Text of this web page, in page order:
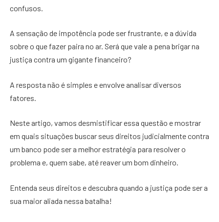
confusos.
A sensação de impotência pode ser frustrante, e a dúvida
sobre o que fazer paira no ar. Será que vale a pena brigar na
justiça contra um gigante financeiro?
A resposta não é simples e envolve analisar diversos
fatores.
Neste artigo, vamos desmistificar essa questão e mostrar
em quais situações buscar seus direitos judicialmente contra
um banco pode ser a melhor estratégia para resolver o
problema e, quem sabe, até reaver um bom dinheiro.
Entenda seus direitos e descubra quando a justiça pode ser a
sua maior aliada nessa batalha!